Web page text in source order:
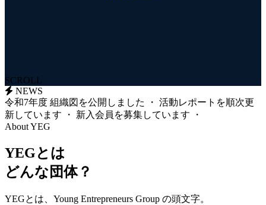
SCROLL
NEWS
令和7年度 組織図を公開しました
・ 活動レポートを順次更
新しています
・ 新入会員を募集しています
・
About YEG
YEGとは
どんな団体？
YEGとは、Young Entrepreneurs Group の頭文字。